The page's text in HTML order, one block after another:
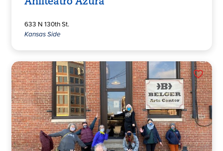
633 N 130th St.
Kansas Side